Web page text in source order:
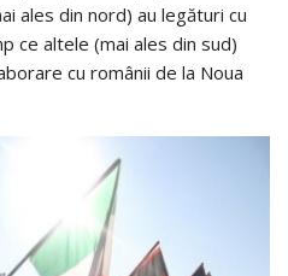
ales din nord) au legături cu
ce altele (mai ales din sud)
cu românii de la Noua